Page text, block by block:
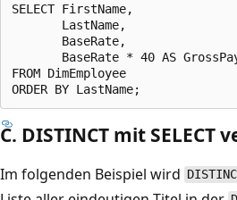
SELECT FirstName,
       LastName,
       BaseRate,
BaseRate * 40 AS
FROM DimEmployee
C. DISTINCT mit SELECT
Im folgenden Beispiel wird